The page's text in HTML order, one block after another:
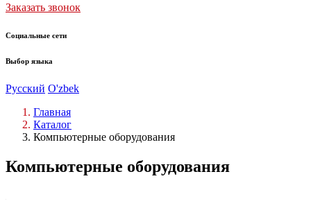
Заказать звонок
Социальные сети
Выбор языка
Русский O'zbek
Главная
Каталог
Компьютерные оборудования
Компьютерные оборудования